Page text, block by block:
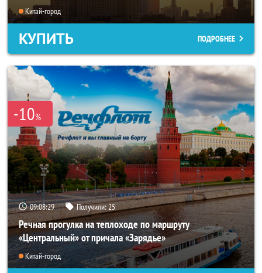
Китай-город
КУПИТЬ ПОДРОБНЕЕ
-10%
09:08:25 Получили:25
Речная прогулка на теплоходе по маршруту
«Центральный» от причала «Зарядье»
Китай-город